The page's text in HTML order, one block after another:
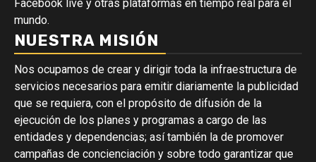
Facebook live y otras plataformas en tiempo real para el
mundo.
NUESTRA MISIÓN
Nos ocupamos de crear y dirigir toda la infraestructura de
servicios necesarios para emitir diariamente la publicidad
que se requiera, con el propósito de difusión de la
ejecución de los planes y programas a cargo de las
entidades y dependencias; así también la de promover
campañas de concienciación y sobre todo garantizar que